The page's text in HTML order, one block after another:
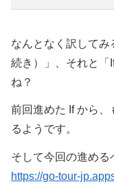
なんとなく訳して
続き）」、それと「
ね？
前回進めた If から
るようです。
そして今回の進め
https://go-tour-